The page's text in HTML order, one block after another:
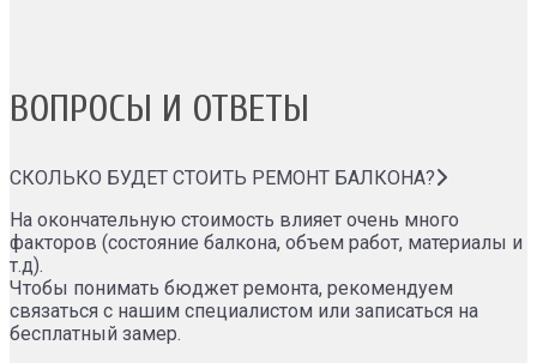
ВОПРОСЫ И ОТВЕТЫ
СКОЛЬКО БУДЕТ СТОИТЬ РЕМОНТ БАЛКОНА?
На окончательную стоимость влияет очень много
факторов (состояние балкона, объем работ, материалы и
т.д).
Чтобы понимать бюджет ремонта, рекомендуем
связаться с нашим специалистом или записаться на
бесплатный замер.